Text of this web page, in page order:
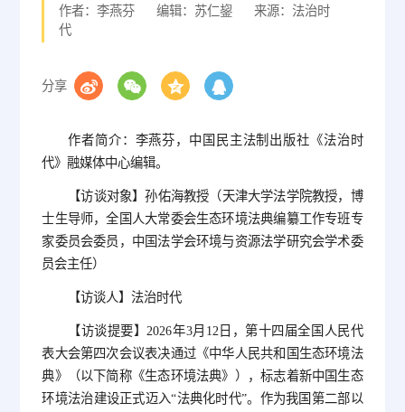
作者：李燕芬 编辑：苏仁鋆
来源：法治时
代
分享
作者简介：李燕芬，中国民主法制出版社《法治时
代》融媒体中心编辑。
【访谈对象】孙佑海教授（天津大学法学院教授，博
士生导师，全国人大常委会生态环境法典编纂工作专班专
家委员会委员，中国法学会环境与资源法学研究会学术委
员会主任）
【访谈人】法治时代
【访谈提要】2026年3月12日，第十四届全国人民代
表大会第四次会议表决通过《中华人民共和国生态环境法
典》（以下简称《生态环境法典》），标志着新中国生态
环境法治建设正式迈入“法典化时代”。作为我国第二部以